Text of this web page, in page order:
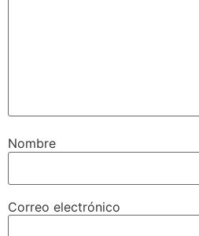
Nombre
Correo electrónico